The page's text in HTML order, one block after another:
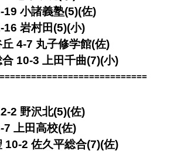
小諸義塾(5)(佐)
岩村田(5)(小)
4-7 丸子修学館(佐)
10-3 上田千曲(7)(小)
2 野沢北(5)(佐)
上田高校(佐)
2 佐久平総合(7)(佐)